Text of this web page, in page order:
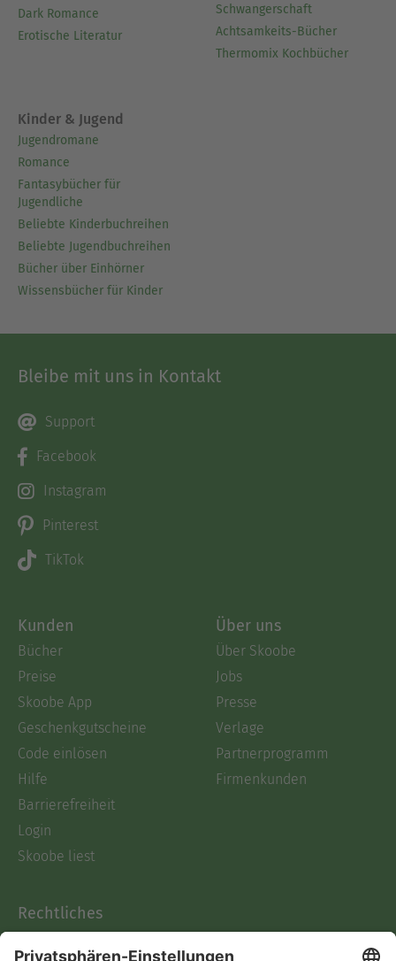
Dark Romance
Erotische Literatur
Schwangerschaft
Achtsamkeits-Bücher
Thermomix Kochbücher
Kinder & Jugend
Jugendromane
Romance
Fantasybücher für
Jugendliche
Beliebte Kinderbuchreihen
Beliebte Jugendbuchreihen
Bücher über Einhörner
Wissensbücher für Kinder
Bleibe mit uns in Kontakt
Support
Facebook
Instagram
Pinterest
TikTok
Kunden
Bücher
Preise
Skoobe App
Geschenkgutscheine
Code einlösen
Hilfe
Barrierefreiheit
Login
Skoobe liest
Über uns
Über Skoobe
Jobs
Presse
Verlage
Partnerprogramm
Firmenkunden
Rechtliches